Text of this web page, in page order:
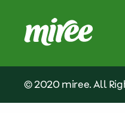
© 2020 miree. All